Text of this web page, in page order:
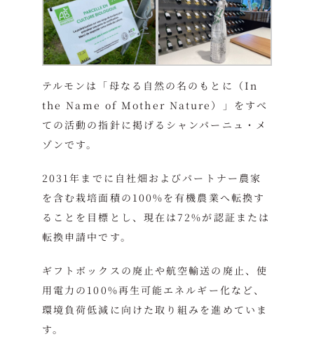
テルモンは「母なる自然の名のもとに（In
the Name of Mother Nature）」をすべ
ての活動の指針に掲げるシャンパーニュ・メ
ゾンです。
2031年までに自社畑およびパートナー農家
を含む栽培面積の100%を有機農業へ転換す
ることを目標とし、現在は72%が認証または
転換申請中です。
ギフトボックスの廃止や航空輸送の廃止、使
用電力の100%再生可能エネルギー化など、
環境負荷低減に向けた取り組みを進めていま
す。